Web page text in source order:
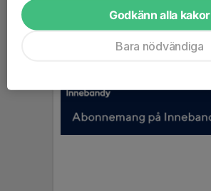
Godkänn alla kakor
Bara nödvändiga